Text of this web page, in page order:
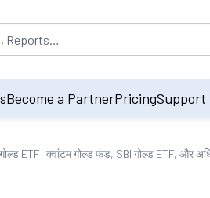
by default on accessing the input
Become a PartnerPricingSupport
ETF: क्वांटम गोल्ड फंड, SBI गोल्ड ETF, और